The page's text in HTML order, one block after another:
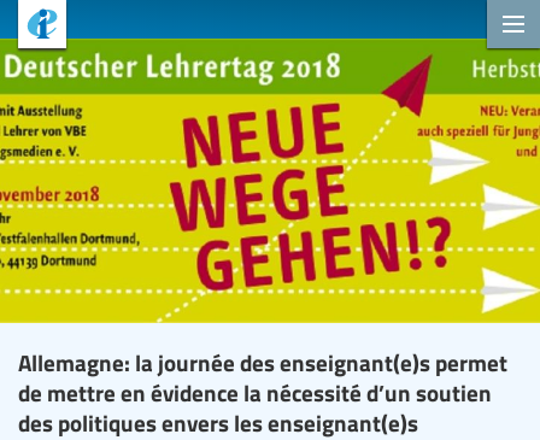
Allemagne: la journée des enseignant(e)s permet
de mettre en évidence la nécessité d’un soutien
des politiques envers les enseignant(e)s